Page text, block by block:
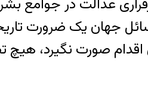
عدالت در جوامع
جهان یک ضرورت
اقدام صورت نگیرد،